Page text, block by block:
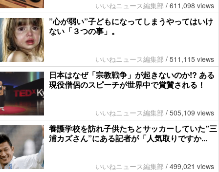
いいねニュース編集部 / 611,098 views
”心が弱い”子どもになってしまうやってはいけ
ない「３つの事」。
いいねニュース編集部 / 511,115 views
日本はなぜ「宗教戦争」が起きないのか!? ある
現役僧侶のスピーチが世界中で賞賛される！
いいねニュース編集部 / 505,109 views
養護学校を訪れ子供たちとサッカーしていた”三
浦カズさん”にある記者が「人気取りですか...
いいねニュース編集部 / 499,021 views